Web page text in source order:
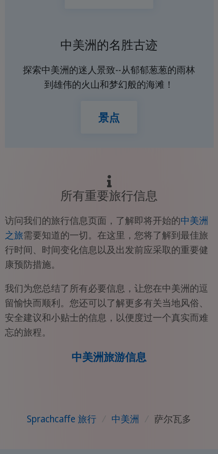
中美洲的名胜古迹
探索中美洲的迷人景致--从郁郁葱葱的雨林
到雄伟的火山和梦幻般的海滩！
景点
所有重要旅行信息
访问我们的旅行信息页面，了解即将开始的中美洲
之旅需要知道的一切。在这里，您将了解到最佳旅
行时间、时间变化信息以及出发前应采取的重要健
康预防措施。
我们为您总结了所有必要信息，让您在中美洲的逗
留愉快而顺利。您还可以了解更多有关当地风俗、
安全建议和小贴士的信息，以便度过一个真实而难
忘的旅程。
中美洲旅游信息
Sprachcaffe 旅行 / 中美洲 / 萨尔瓦多